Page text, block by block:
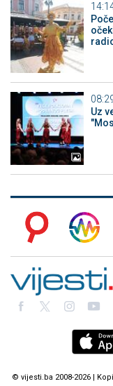
Uz
© vijesti.ba 2008-2026 |